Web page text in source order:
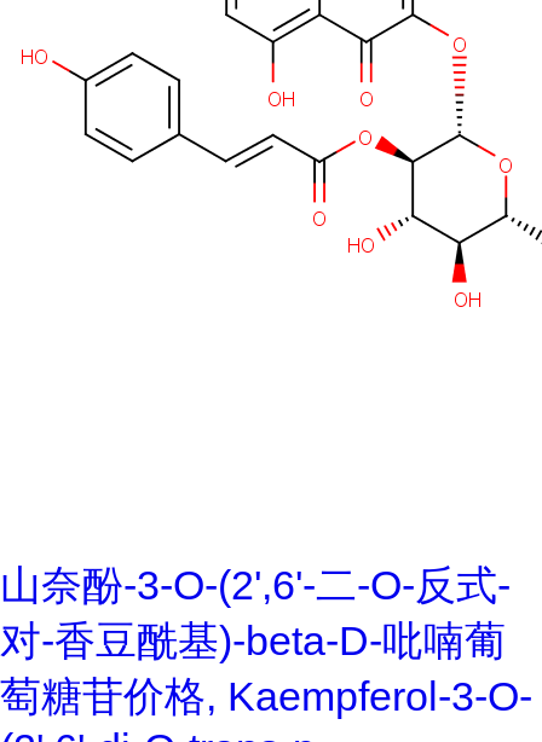
山奈酚-3-O-(2',6'-二-O-反式-
对-香豆酰基)-beta-D-吡喃葡
萄糖苷价格, Kaempferol-3-O-